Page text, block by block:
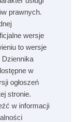
prawnych.
wersje
to wersje
Dziennika
w
ogłoszeń
stronie.
w informacji